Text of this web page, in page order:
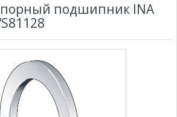
подшипник INA